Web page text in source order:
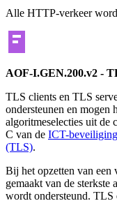
Alle HTTP-verkeer
AOF-I.GEN.200.v2 -
TLS clients en TLS
ondersteunen en mogen
algoritmeselecties uit de
C van de ICT-
(TLS).
Bij het opzetten van
gemaakt van de sterkste
wordt ondersteund.